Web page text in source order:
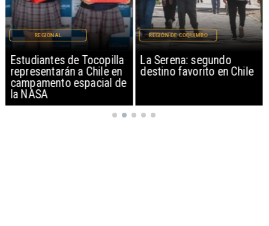
Estudiantes de Tocopilla
representarán a Chile en
campamento espacial de
la NASA
REGIONAL
La Serena: segundo
destino favorito en Chile
REGIÓN DE COQUIMBO